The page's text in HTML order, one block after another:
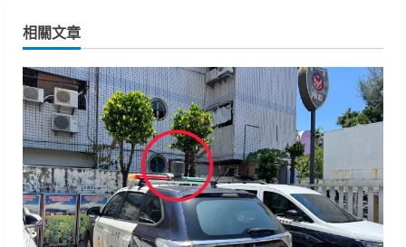
u
e
R
e
a
d
相關文章